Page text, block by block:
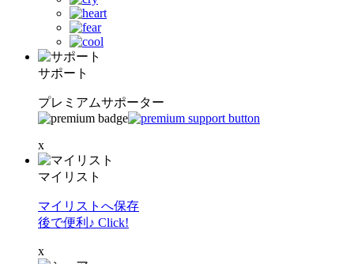
サポート
プレミアムサポーター
x
マイリスト
マイリストへ保存
後で便利♪ Click!
x